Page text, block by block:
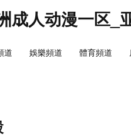
成人动漫一区_
道 娛樂頻道 體育頻道